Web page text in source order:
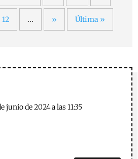
12 ... » Última »
junio de 2024 a las 11:35